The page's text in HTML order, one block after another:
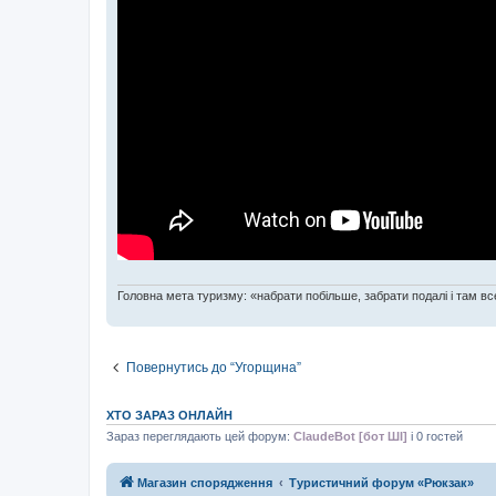
Головна мета туризму: «набрати побільше, забрати подалі і там
Повернутись до “Угорщина”
ХТО ЗАРАЗ ОНЛАЙН
Зараз переглядають цей форум: ClaudeBot [бот ШІ] і 0 гостей
Магазин спорядження Туристичний форум «Рюкзак»